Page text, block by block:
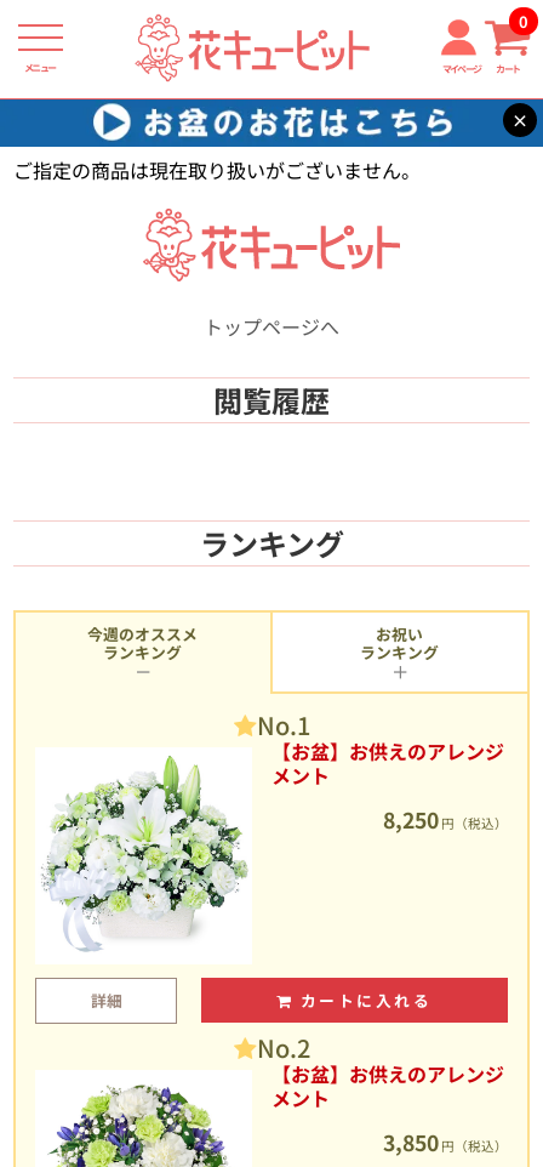
メニュー マイページ カート
0
×
花キューピット 【】
ご指定の商品は現在取り扱いがございません。
トップページへ
閲覧履歴
ランキング
今週のオススメ
ランキング
No.1
【お盆】お供えのアレンジ
メント
8,250 円（税込）
詳細 カートに入れる
No.2
【お盆】お供えのアレンジ
メント
3,850 円（税込）
お祝い
ランキング